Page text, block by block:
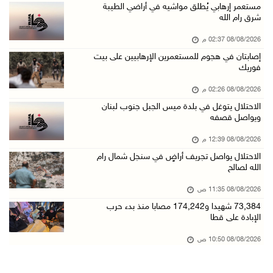
الاحتلال يواصل تجريف أراضٍ في سنجل شمال رام ...
08/آب/2026 11:35 ص
منتخبنا الوطني للتايكواندو يستهل مشاركته في ب ...
08/آب/2026 11:06 ص
73,384 شهيدا و174,242 مصابا منذ بدء حرب الإبا ...
08/آب/2026 10:50 ص
مستعمرون إرهابيون يهاجمون منزلا ويقتحمون مناط ...
08/آب/2026 10:18 ص
تقرير: خطاب الكراهية والتحريض يتصاعد في أوساط ...
مستعمر إرهابي يُطلق مواشيه في أراضي الطيبة
شرق رام الله
08/08/2026 02:37 م
إصابتان في هجوم للمستعمرين الإرهابيين على بيت
فوريك
08/08/2026 02:26 م
الاحتلال يتوغل في بلدة ميس الجبل جنوب لبنان
ويواصل قصفه
08/08/2026 12:39 م
الاحتلال يواصل تجريف أراضٍ في سنجل شمال رام
الله لصالح
08/08/2026 11:35 ص
73,384 شهيدا و174,242 مصابا منذ بدء حرب
الإبادة على قطا
08/08/2026 10:50 ص